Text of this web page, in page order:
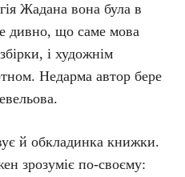
Жадана вона була в
дивно, що саме мова
і художнім
Недарма автор бере
й обкладинка книжки.
зрозуміє по-своєму: